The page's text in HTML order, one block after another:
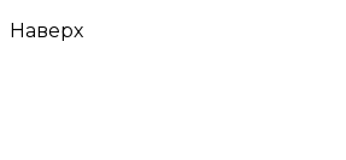
Наверх